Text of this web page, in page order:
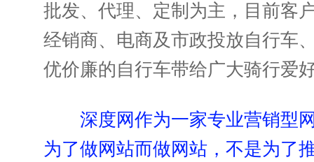
批发、代理、定制为主，目前客
经销商、电商及市政投放自行车
优价廉的自行车带给广大骑行爱
深度网作为一家专业营销型
为了做网站而做网站，不是为了